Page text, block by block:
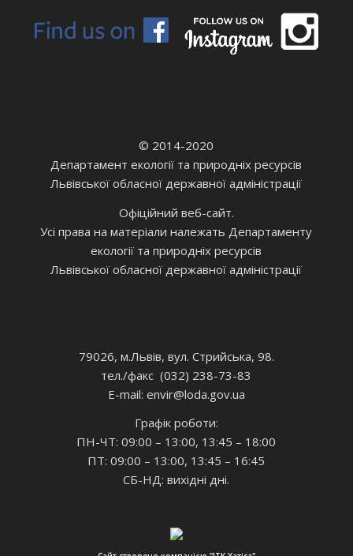
© 2014-2020
Департамент екології та природніх ресурсів
Львівської обласної державної адміністрації
Офіційний веб-сайт.
Усі права на матеріали належать Департаменту
екології та природніх ресурсів
Львівської обласної державної адміністрації
79026, м.Львів, вул. Стрийська, 98.
тел./факс (032) 238-73-83
E-mail: envir@loda.gov.ua
Графік роботи:
ПН-ЧТ: 09:00 – 13:00, 13:45 – 18:00
ПТ: 09:00 – 13:00, 13:45 – 16:45
СБ-НД: вихідні дні.